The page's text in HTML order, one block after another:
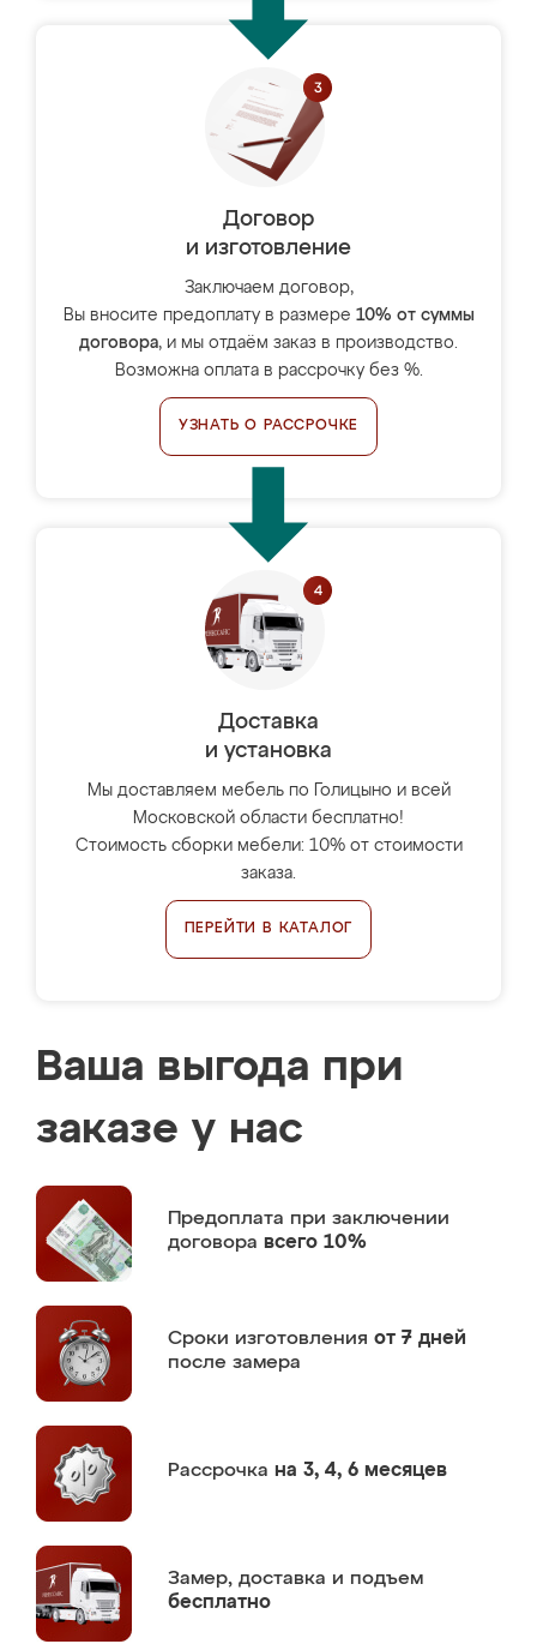
Договор
и изготовление
Заключаем договор,
Вы вносите предоплату в размере 10% от суммы
договора, и мы отдаём заказ в производство.
Возможна оплата в рассрочку без %.
УЗНАТЬ О РАССРОЧКЕ
Доставка
и установка
Мы доставляем мебель по Голицыно и всей
Московской области бесплатно!
Стоимость сборки мебели: 10% от стоимости
заказа.
ПЕРЕЙТИ В КАТАЛОГ
Ваша выгода при
заказе у нас
Предоплата при заключении
договора всего 10%
Сроки изготовления от 7 дней
после замера
Рассрочка на 3, 4, 6 месяцев
Замер, доставка и подъем
бесплатно